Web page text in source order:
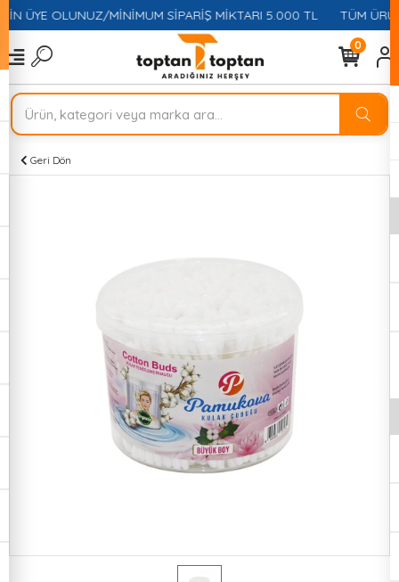
ÜYE OLUNUZ/MİNİMUM SİPARİŞ MİKTARI 5.000 TL TÜM
0
Geri Dön